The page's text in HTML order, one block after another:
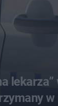
lekarza”